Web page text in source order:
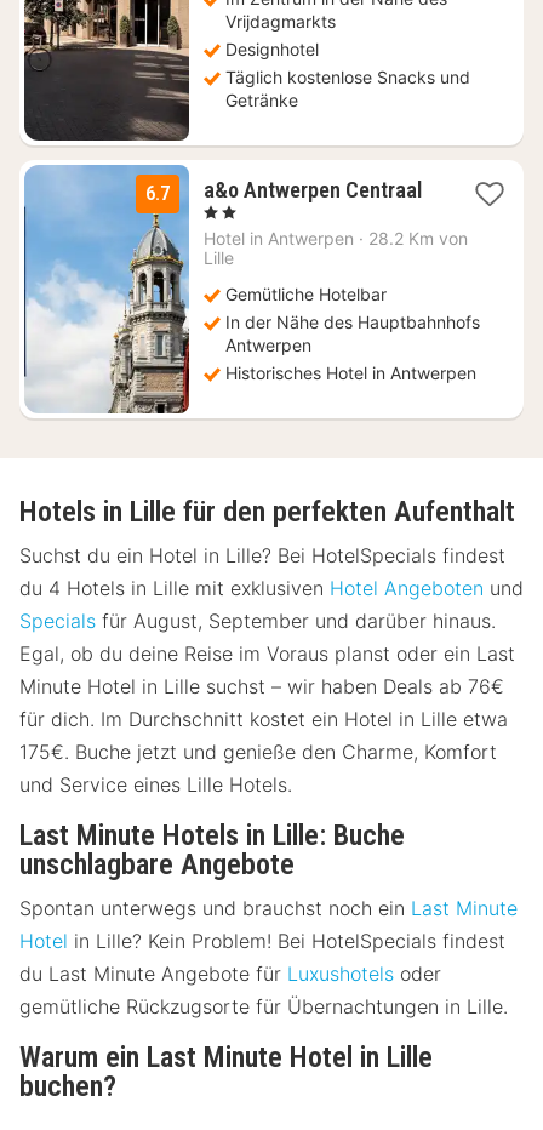
Vrijdagmarkts
Designhotel
Täglich kostenlose Snacks und
Getränke
6.7 a&o Antwerpen Centraal2
Nächte
ab
, 2 Sterne
Hotel in Antwerpen · 28.2 Km von
Lille
Gemütliche Hotelbar
In der Nähe des Hauptbahnhofs
Antwerpen
Historisches Hotel in Antwerpen
Hotels in Lille für den perfekten Aufenthalt
Suchst du ein Hotel in Lille? Bei HotelSpecials findest
du 4 Hotels in Lille mit exklusiven Hotel Angeboten und
Specials für August, September und darüber hinaus.
Egal, ob du deine Reise im Voraus planst oder ein Last
Minute Hotel in Lille suchst – wir haben Deals ab 76€
für dich. Im Durchschnitt kostet ein Hotel in Lille etwa
175€. Buche jetzt und genieße den Charme, Komfort
und Service eines Lille Hotels.
Last Minute Hotels in Lille: Buche
unschlagbare Angebote
Spontan unterwegs und brauchst noch ein Last Minute
Hotel in Lille? Kein Problem! Bei HotelSpecials findest
du Last Minute Angebote für Luxushotels oder
gemütliche Rückzugsorte für Übernachtungen in Lille.
Warum ein Last Minute Hotel in Lille
buchen?